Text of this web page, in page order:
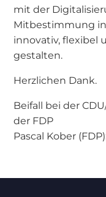
mit der
Mitbestimmung
innovativ, flexibel
gestalten.
Herzlichen Dank.
Beifall bei der
der FDP
Pascal Kober